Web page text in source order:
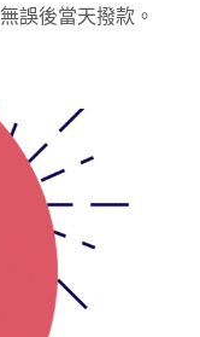
誤後當天撥款。